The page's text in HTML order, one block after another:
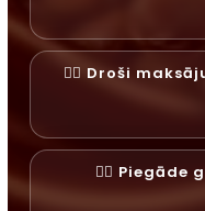
✓⃝ Droši
✓⃝ Piegāde